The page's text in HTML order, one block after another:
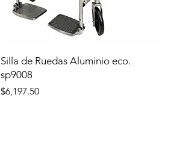
Silla de Ruedas Aluminio eco.
sp9008
Precio
$6,197.50